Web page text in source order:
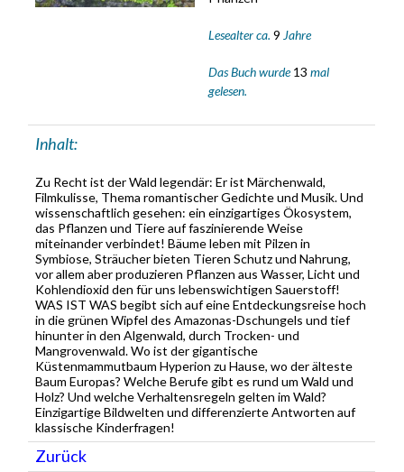
Lesealter ca.9 Jahre
Das Buch wurde13 mal
gelesen.
Inhalt:
Zu Recht ist der Wald legendär: Er ist Märchenwald,
Filmkulisse, Thema romantischer Gedichte und Musik. Und
wissenschaftlich gesehen: ein einzigartiges Ökosystem,
das Pflanzen und Tiere auf faszinierende Weise
miteinander verbindet! Bäume leben mit Pilzen in
Symbiose, Sträucher bieten Tieren Schutz und Nahrung,
vor allem aber produzieren Pflanzen aus Wasser, Licht und
Kohlendioxid den für uns lebenswichtigen Sauerstoff!
WAS IST WAS begibt sich auf eine Entdeckungsreise hoch
in die grünen Wipfel des Amazonas-Dschungels und tief
hinunter in den Algenwald, durch Trocken- und
Mangrovenwald. Wo ist der gigantische
Küstenmammutbaum Hyperion zu Hause, wo der älteste
Baum Europas? Welche Berufe gibt es rund um Wald und
Holz? Und welche Verhaltensregeln gelten im Wald?
Einzigartige Bildwelten und differenzierte Antworten auf
klassische Kinderfragen!
Zurück